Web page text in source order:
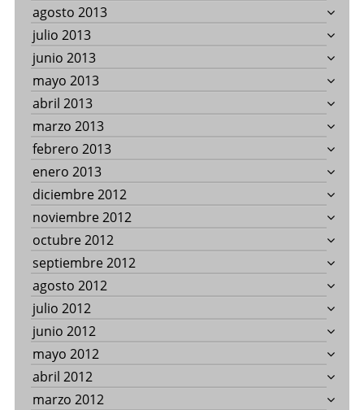
agosto 2013
julio 2013
junio 2013
mayo 2013
abril 2013
marzo 2013
febrero 2013
enero 2013
diciembre 2012
noviembre 2012
octubre 2012
septiembre 2012
agosto 2012
julio 2012
junio 2012
mayo 2012
abril 2012
marzo 2012